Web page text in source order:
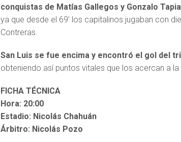
conquistas de Matías Gallegos y Gonzalo Tapia
ya que desde el 69’ los capitalinos jugaban con
Contreras.
San Luis se fue encima y encontró el gol del
obteniendo así puntos vitales que los acercan a la
FICHA TÉCNICA
Hora: 20:00
Estadio: Nicolás Chahuán
Árbitro: Nicolás Pozo